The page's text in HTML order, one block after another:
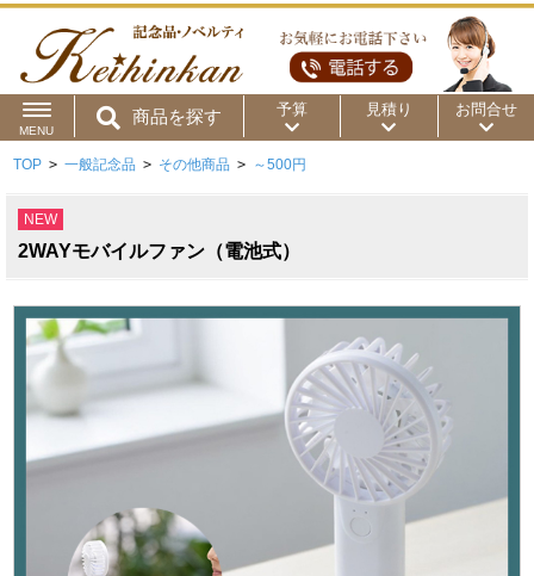
MENU
商品を探す 予算
用途から
商品カテゴリ
～50円
～300円
～2,000円 ～5,000円 ～10,000円
～15,000円 ～20,000円 ～30,000円
～50,000円 50,001円～
見積り お問合せ
TOP > 一般記念品 > その他商品 > ～500円
NEW
2WAYモバイルファン（電池式）